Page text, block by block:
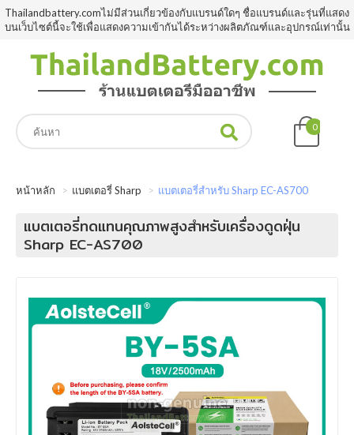
Thailandbattery.comไม่มีส่วนเกี่ยวข้องกับแบรนด์ใดๆ ชื่อแบรนด์และรุ่นที่แสดง
บนเว็บไซต์นี้จะใช้เพื่อแสดงความเข้ากันได้ระหว่างผลิตภัณฑ์และอุปกรณ์เท่านั้น
0
หน้าหลัก แบตเตอรี่ Sharp แบตเตอรี่สำหรับ Sharp EC-AS700
แบตเตอรี่ทดแทนคุณภาพสูงสำหรับเครื่องดูดฝุ่น
Sharp EC-AS700